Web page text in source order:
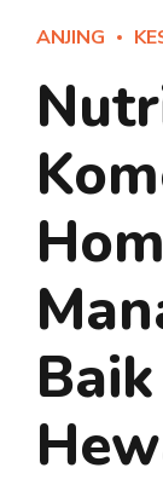
ANJING